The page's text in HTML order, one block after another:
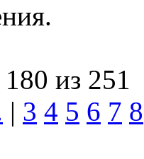
из 251
| 3 4 5 6 7 8